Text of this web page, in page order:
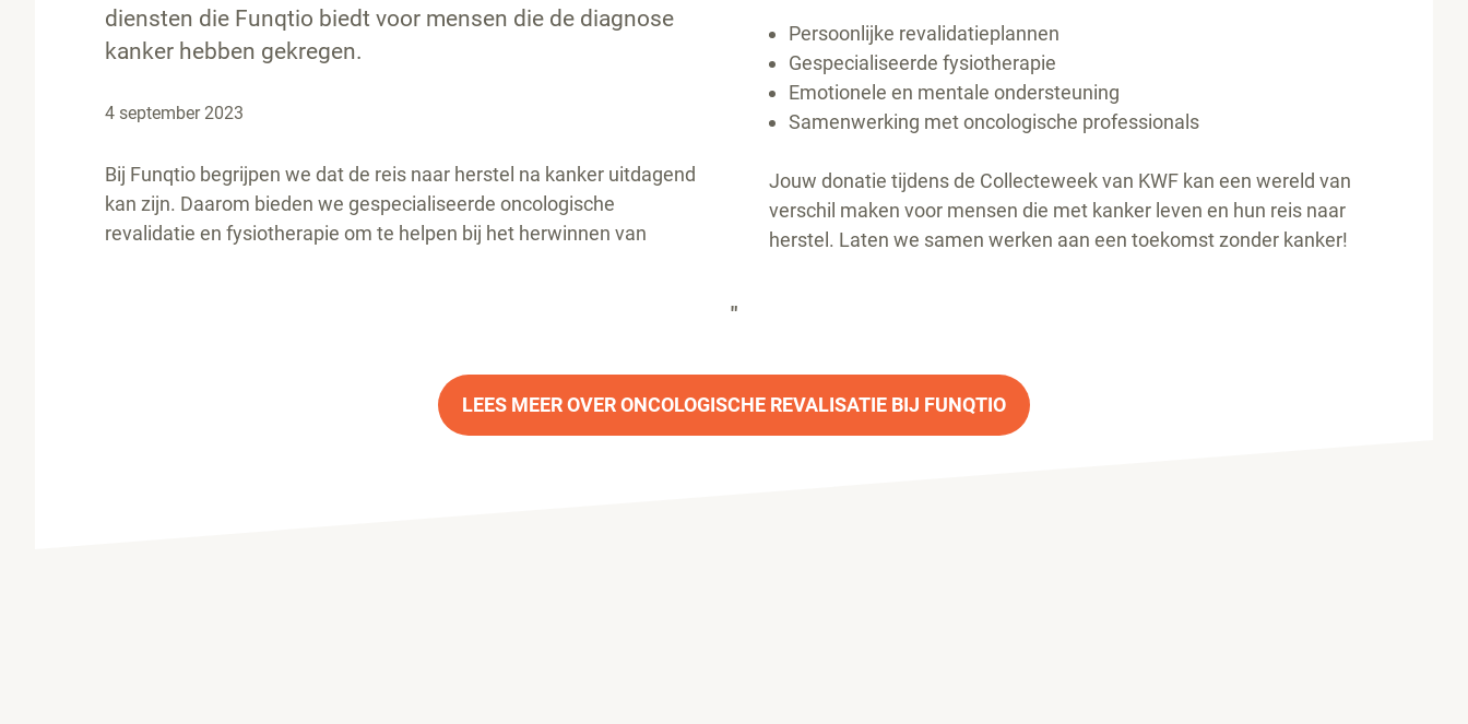
diensten die Funqtio biedt voor mensen die de diagnose
kanker hebben gekregen.
4 september 2023
Bij Funqtio begrijpen we dat de reis naar herstel na kanker uitdagend
kan zijn. Daarom bieden we gespecialiseerde oncologische
revalidatie en fysiotherapie om te helpen bij het herwinnen van
Persoonlijke revalidatieplannen
Gespecialiseerde fysiotherapie
Emotionele en mentale ondersteuning
Samenwerking met oncologische professionals
Jouw donatie tijdens de Collecteweek van KWF kan een wereld van
verschil maken voor mensen die met kanker leven en hun reis naar
herstel. Laten we samen werken aan een toekomst zonder kanker!
"
LEES MEER OVER ONCOLOGISCHE REVALISATIE BIJ FUNQTIO